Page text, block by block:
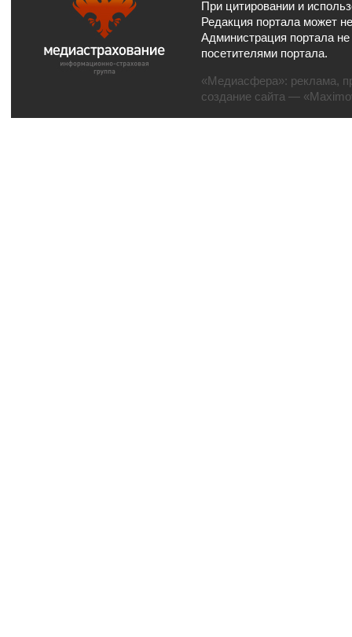
При цитировании и
Редакция портала может
Администрация портала
посетителями портала.
«Медиасфера»: реклама,
создание сайта —